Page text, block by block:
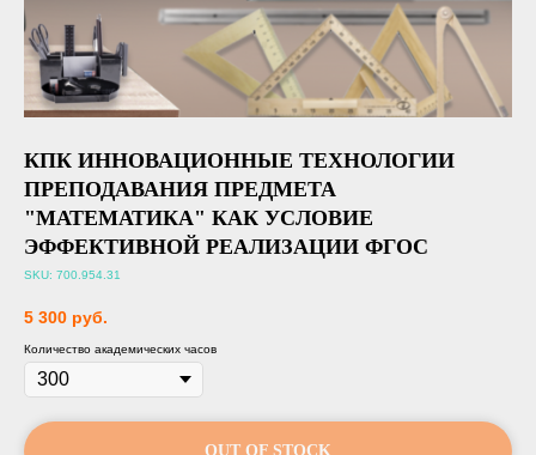
КПК ИННОВАЦИОННЫЕ ТЕХНОЛОГИИ
ПРЕПОДАВАНИЯ ПРЕДМЕТА
"МАТЕМАТИКА" КАК УСЛОВИЕ
ЭФФЕКТИВНОЙ РЕАЛИЗАЦИИ ФГОС
5 300